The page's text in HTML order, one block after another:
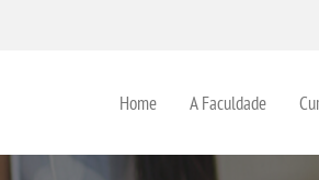
Home A Faculdade